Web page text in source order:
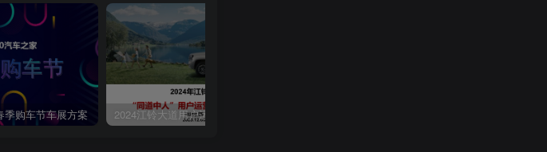
季购车节车展方案 2024江铃大道用户运营规划方案